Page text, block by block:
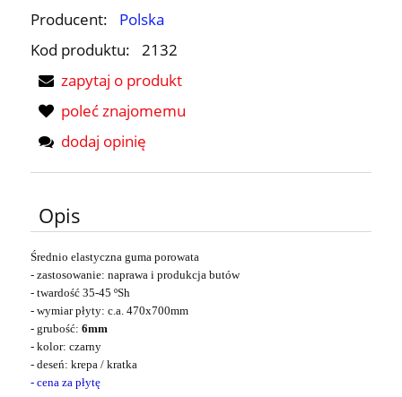
Producent:
Polska
Kod produktu:
2132
zapytaj o produkt
poleć znajomemu
dodaj opinię
Opis
Średnio elastyczna guma porowata
- zastosowanie: naprawa i produkcja butów
- twardość 35-45 ºSh
- wymiar płyty: c.a. 470x700mm
- grubość: 6mm
- kolor: czarny
- deseń: krepa / kratka
- cena za płytę